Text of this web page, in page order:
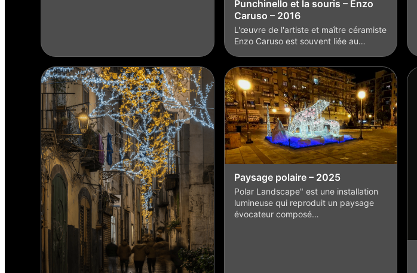
Punchinello et la souris – Enzo
Caruso – 2016
L'œuvre de l'artiste et maître céramiste
Enzo Caruso est souvent liée au…
Paysage polaire – 2025
Polar Landscape" est une installation
lumineuse qui reproduit un paysage
évocateur composé…